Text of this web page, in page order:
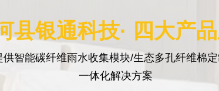
县银通科技· 四大产
智能碳纤维雨水收集模块/生态多孔纤维棉
一体化解决方案